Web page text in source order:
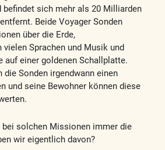
befindet sich mehr als 20 Milliarden
Beide Voyager Sonden
über die Erde,
Sprachen und Musik und
auf einer goldenen Schallplatte.
Sonden irgendwann einen
und seine Bewohner können diese
solchen Missionen immer die
wir eigentlich davon?